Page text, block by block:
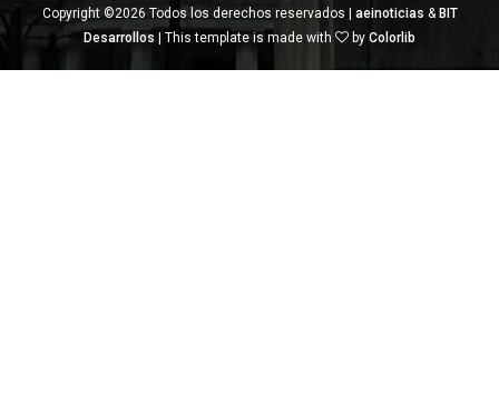
Copyright ©2026 Todos los derechos reservados | aeinoticias & BIT
Desarrollos | This template is made with by Colorlib